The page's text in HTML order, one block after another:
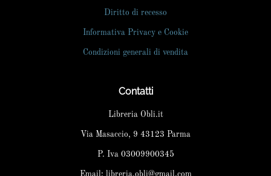
Diritto di recesso
Informativa Privacy e Cookie
Condizioni generali di vendita
Contatti
Libreria Obli.it
Via Masaccio, 9 43123 Parma
P. Iva 03009900345